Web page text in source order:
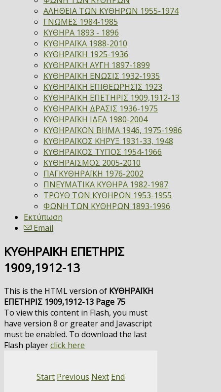
ΑΛΗΘΕΙΑ ΤΩΝ ΚΥΘΗΡΩΝ 1955-1974
ΓΝΩΜΕΣ 1984-1985
ΚΥΘΗΡΑ 1893 - 1896
ΚΥΘΗΡΑΪΚΑ 1988-2010
ΚΥΘΗΡΑΪΚΗ 1925-1936
ΚΥΘΗΡΑΪΚΗ ΑΥΓΗ 1897-1899
ΚΥΘΗΡΑΪΚΗ ΕΝΩΣΙΣ 1932-1935
ΚΥΘΗΡΑΪΚΗ ΕΠΙΘΕΩΡΗΣΙΣ 1923
ΚΥΘΗΡΑΪΚΗ ΕΠΕΤΗΡΙΣ 1909,1912-13
ΚΥΘΗΡΑΪΚΗ ΔΡΑΣΙΣ 1936-1975
ΚΥΘΗΡΑΪΚΗ ΙΔΕΑ 1980-2004
ΚΥΘΗΡΑΪΚΟΝ ΒΗΜΑ 1946, 1975-1986
ΚΥΘΗΡΑΪΚΟΣ ΚΗΡΥΞ 1931-33, 1948
ΚΥΘΗΡΑΪΚΟΣ ΤΥΠΟΣ 1954-1966
ΚΥΘΗΡΑΪΣΜΟΣ 2005-2010
ΠΑΓΚΥΘΗΡΑΪΚΗ 1976-2002
ΠΝΕΥΜΑΤΙΚΑ ΚΥΘΗΡΑ 1982-1987
ΤΡΟΥΘ ΤΩΝ ΚΥΘΗΡΩΝ 1953-1955
ΦΩΝΗ ΤΩΝ ΚΥΘΗΡΩΝ 1893-1996
Εκτύπωση
Email
ΚΥΘΗΡΑΪΚΗ ΕΠΕΤΗΡΙΣ
1909,1912-13
This is the HTML version of ΚΥΘΗΡΑΪΚΗ
ΕΠΕΤΗΡΙΣ 1909,1912-13 Page 75
To view this content in Flash, you must
have version 8 or greater and Javascript
must be enabled. To download the last
Flash playerclick here
Start Previous Next End